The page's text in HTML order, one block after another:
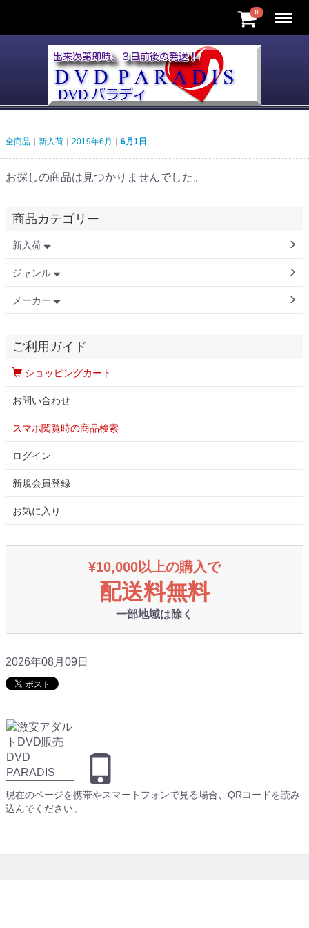
0 Menu
全商品 新入荷 2019年6月 6月1日
お探しの商品は見つかりませんでした。
商品カテゴリー
新入荷
ジャンル
メーカー
ご利用ガイド
ショッピングカート
お問い合わせ
スマホ閲覧時の商品検索
ログイン
新規会員登録
お気に入り
¥10,000以上の購入で
配送料無料
一部地域は除く
2026年08月09日
現在のページを携帯やスマートフォンで見る場合、QRコードを読み
込んでください。